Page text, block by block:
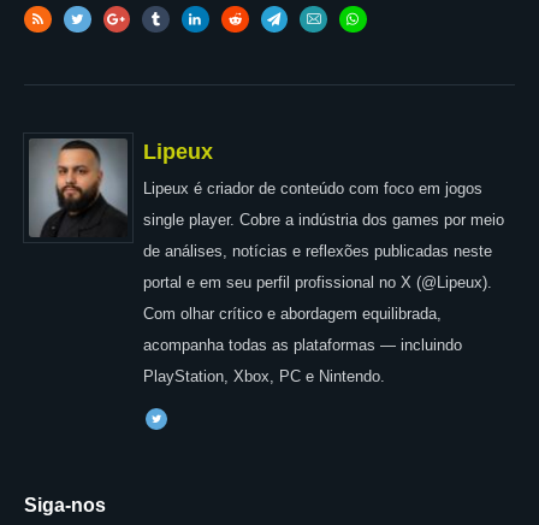
Lipeux
Lipeux é criador de conteúdo com foco em jogos
single player. Cobre a indústria dos games por meio
de análises, notícias e reflexões publicadas neste
portal e em seu perfil profissional no X (@Lipeux).
Com olhar crítico e abordagem equilibrada,
acompanha todas as plataformas — incluindo
PlayStation, Xbox, PC e Nintendo.
Siga-nos